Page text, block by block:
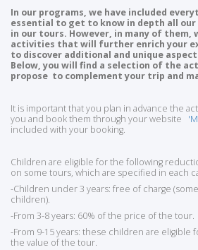
In our programs, we have included
essential to get to know in depth all
in our tours. However, in many of them,
activities that will further enrich your
to discover additional and unique
Below, you will find a selection of the
propose to complement your trip and
It is important that you plan in advance the
you and book them through your website
included with your booking.
Children are eligible for the following
on some tours, which are specified in each
-Children under 3 years: free of charge
children).
-From 3-8 years: 60% of the price of the tour.
-From 9-15 years: these children are eligible
the value of the tour.